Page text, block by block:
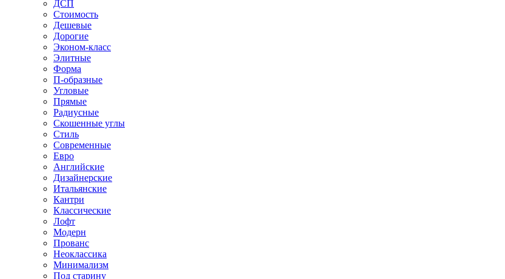
ДСП
Стоимость
Дешевые
Дорогие
Эконом-класс
Элитные
Форма
П-образные
Угловые
Прямые
Радиусные
Скошенные углы
Стиль
Современные
Евро
Английские
Дизайнерские
Итальянские
Кантри
Классические
Лофт
Модерн
Прованс
Неоклассика
Минимализм
Под старину